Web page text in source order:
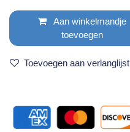
Aan winkelmandje
toevoegen
Toevoegen aan verlanglijst